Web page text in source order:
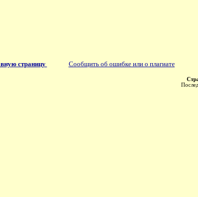
страницу Сообщить об ошибке или о плагиате